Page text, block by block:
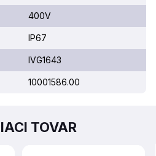
400V
IP67
IVG1643
10001586.00
TOVAR